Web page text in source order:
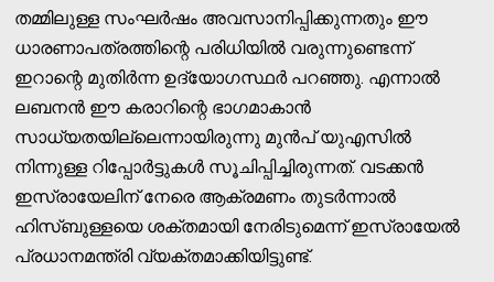
തമ്മിലുള്ള സംഘര്‍ഷം അവസാനിപ്പിക്കുന്നതും ഈ
ധാരണാപത്രത്തിന്റെ പരിധിയില്‍ വരുന്നുണ്ടെന്ന്
ഇറാന്റെ മുതിര്‍ന്ന ഉദ്യോഗസ്ഥര്‍ പറഞ്ഞു. എന്നാല്‍
ലബനന്‍ ഈ കരാറിന്റെ ഭാഗമാകാന്‍
സാധ്യതയില്ലെന്നായിരുന്നു മുന്‍പ് യുഎസില്‍
നിന്നുള്ള റിപ്പോര്‍ട്ടുകള്‍ സൂചിപ്പിച്ചിരുന്നത്. വടക്കന്‍
ഇസ്രായേലിന് നേരെ ആക്രമണം തുടര്‍ന്നാല്‍
ഹിസ്ബുള്ളയെ ശക്തമായി നേരിടുമെന്ന് ഇസ്രായേല്‍
പ്രധാനമന്ത്രി വ്യക്തമാക്കിയിട്ടുണ്ട്.